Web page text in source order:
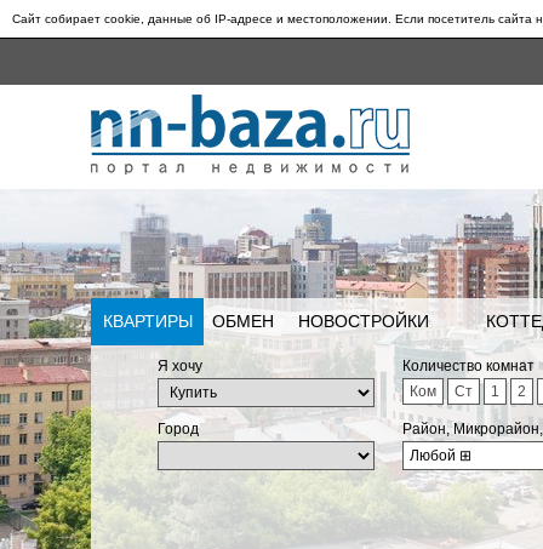
Сайт собирает cookie, данные об IP-адресе и местоположении. Если посетитель сайта
КВАРТИРЫ ОБМЕН НОВОСТРОЙКИ
Я хочу
Количество комнат
Ком
Ст 1 2
Город
Район,
Любой ⊞